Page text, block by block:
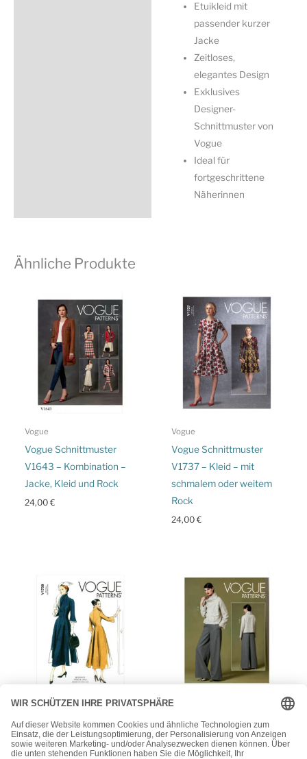
Etuikleid mit
passender kurzer
Jacke
Zeitloses,
elegantes Design
Exklusives
Designer-
Schnittmuster von
Vogue
Ideal für
fortgeschrittene
Näherinnen
Ähnliche Produkte
Vogue
Vogue Schnittmuster
V1643 – Kombination –
Jacke, Kleid und Rock
24,00€
Vogue
Vogue Schnittmuster
V1737 – Kleid – mit
schmalem oder weitem
Rock
24,00€
Vogue
Vogue Schnittmuster
V1738 – Mantel – Retro
Vogue
Vogue Schnittmuster
V1642 – Kombination –